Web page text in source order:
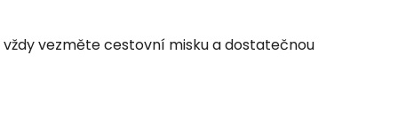
vezměte cestovní misku a dostatečnou